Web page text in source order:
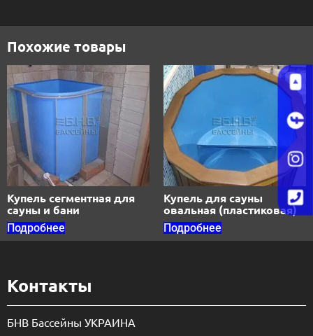
Похожие товары
Купель сегментная для
сауны и бани
Подробнее
Купель для сауны
овальная (пластиковая)
Подробнее
Контакты
БНВ Бассейны УКРАИНА